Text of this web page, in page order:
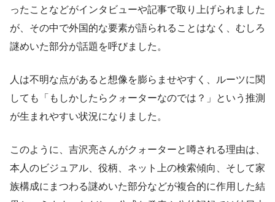
ったことなどがインタビューや記事で取り上げられました
が、その中で外国的な要素が語られることはなく、むしろ
謎めいた部分が話題を呼びました。
人は不明な点があると想像を膨らませやすく、ルーツに関
しても「もしかしたらクォーターなのでは？」という推測
が生まれやすい状況になりました。
このように、吉沢亮さんがクォーターと噂される理由は、
本人のビジュアル、役柄、ネット上の検索傾向、そして家
族構成にまつわる謎めいた部分などが複合的に作用した結